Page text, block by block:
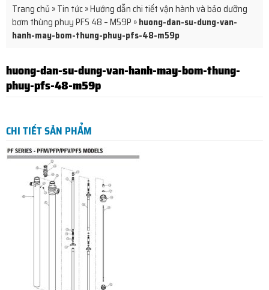
Trang chủ »Tin tức»Hướng dẫn chi tiết vận hành và bảo dưỡng
bơm thùng phuy PFS 48 – M59P »huong-dan-su-dung-van-
hanh-may-bom-thung-phuy-pfs-48-m59p
huong-dan-su-dung-van-hanh-may-bom-thung-
phuy-pfs-48-m59p
CHI TIẾT SẢN PHẨM